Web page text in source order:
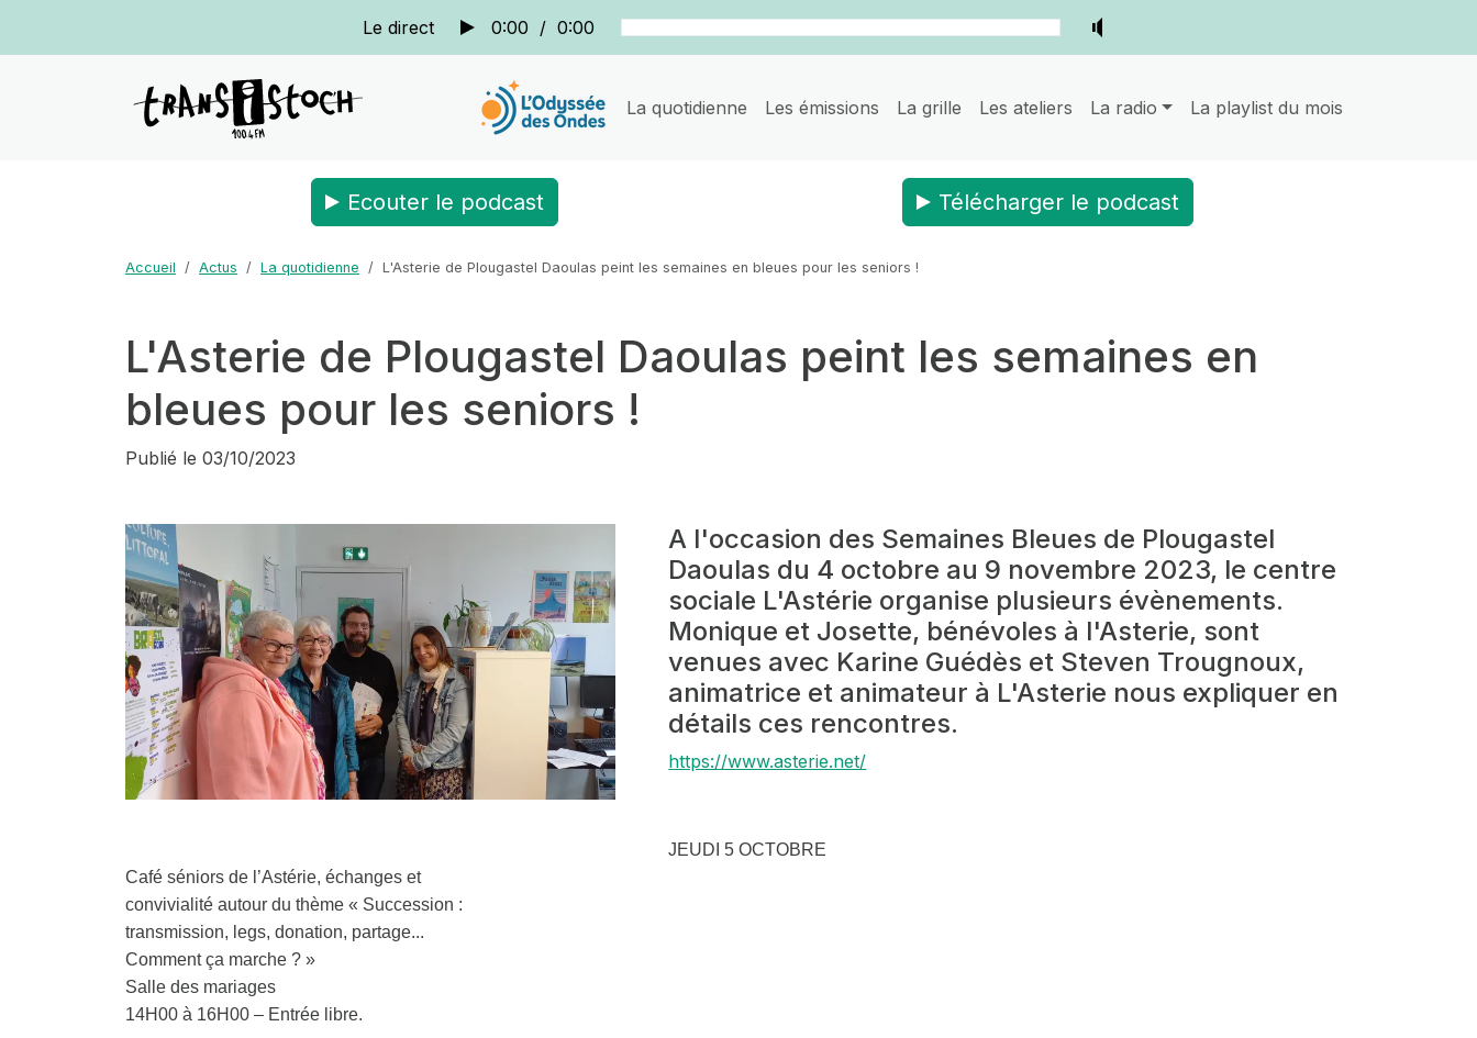
Le direct 0:00 / 0:00
La quotidienne Les émissions La grille Les ateliers La radio La playlist du mois
Ecouter le podcast Télécharger le podcast
Accueil Actus La quotidienne L'Asterie de Plougastel Daoulas peint les semaines en bleues pour les seniors !
L'Asterie de Plougastel Daoulas peint les semaines en
bleues pour les seniors !
Publié le 03/10/2023
A l'occasion des Semaines Bleues de Plougastel
Daoulas du 4 octobre au 9 novembre 2023, le centre
sociale L'Astérie organise plusieurs évènements.
Monique et Josette, bénévoles à l'Asterie, sont
venues avec Karine Guédès et Steven Trougnoux,
animatrice et animateur à L'Asterie nous expliquer en
détails ces rencontres.
https://www.asterie.net/
JEUDI 5 OCTOBRE
Café séniors de l’Astérie, échanges et
convivialité autour du thème « Succession :
transmission, legs, donation, partage...
Comment ça marche ? »
Salle des mariages
14H00 à 16H00 – Entrée libre.